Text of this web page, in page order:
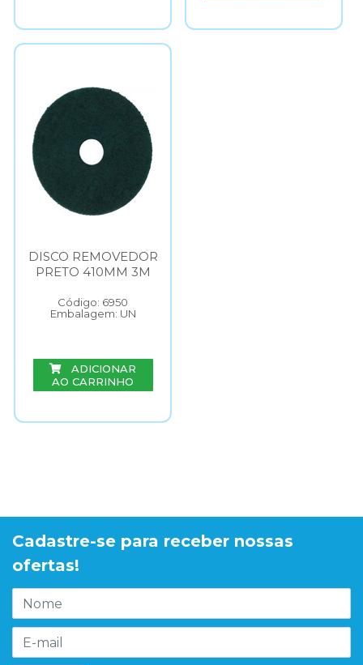
DISCO REMOVEDOR
PRETO 410MM 3M
Código: 6950
Embalagem: UN
ADICIONAR
AO CARRINHO
Cadastre-se para receber nossas
ofertas!